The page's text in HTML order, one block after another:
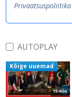
Privaatsuspoliitika
AUTOPLAY
15 min
Kõige uuemad